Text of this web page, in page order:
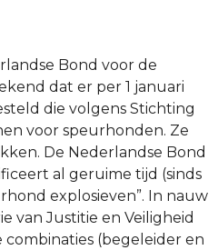
Bond voor de
dat er per 1 januari
die volgens Stichting
voor speurhonden. Ze
De Nederlandse Bond
al geruime tijd (sinds
explosieven”. In nauw
van Justitie en Veiligheid
(begeleider en